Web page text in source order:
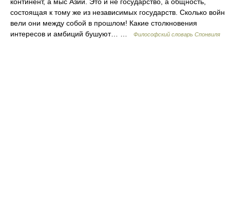
состоящая к тому же из независимых государств. Сколько войн
вели они между собой в прошлом! Какие столкновения
интересов и амбиций бушуют… …
Философский словарь Спонвиля